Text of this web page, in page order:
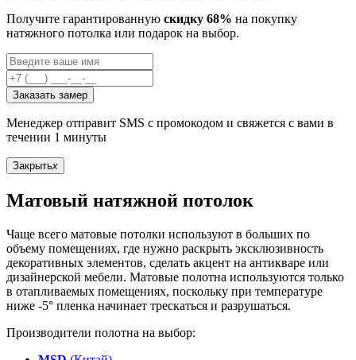
Получите гарантированную скидку 68% на покупку
натяжного потолка или подарок на выбор.
Заказать замер
Менеджер отправит SMS с промокодом и свяжется с вами в
течении 1 минуты
Закрытьx
Матовый натяжной потолок
Чаще всего матовые потолки используют в больших по
объему помещениях, где нужно раскрыть эксклюзивность
декоративных элементов, сделать акцент на антикваре или
дизайнерской мебели. Матовые полотна используются только
в отапливаемых помещениях, поскольку при температуре
ниже -5° пленка начинает трескаться и разрушаться.
Производители полотна на выбор: